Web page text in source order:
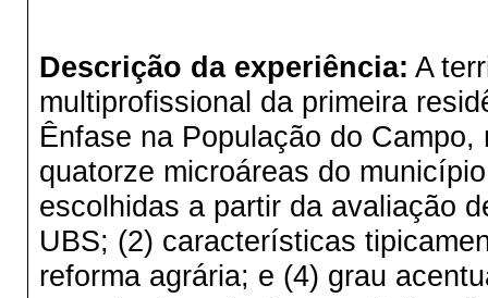
Descrição da experiência: A
multiprofissional da primeira
Ênfase na População do
quatorze microáreas do
escolhidas a partir da avaliação
UBS; (2) características
reforma agrária; e (4) grau